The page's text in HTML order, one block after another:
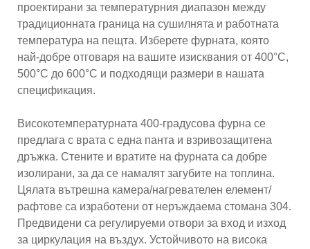
проектирани за температурния диапазон между
традиционната граница на сушилнята и работната
температура на пещта. Изберете фурната, която
най-добре отговаря на вашите изисквания от 400°C,
500°C до 600°C и подходящи размери в нашата
спецификация.
Високотемпературната 400-градусова фурна се
предлага с врата с една панта и взривозащитена
дръжка. Стените и вратите на фурната са добре
изолирани, за да се намалят загубите на топлина.
Цялата вътрешна камера/нагревателен елемент/
рафтове са изработени от неръждаема стомана 304.
Предвидени са регулируеми отвори за вход и изход
за циркулация на въздух. Устойчивото на висока